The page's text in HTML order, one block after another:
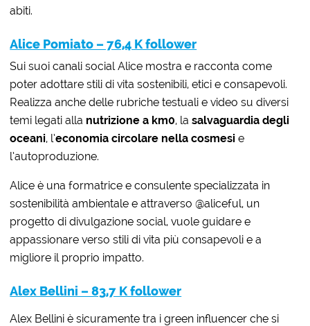
abiti.
Alice Pomiato – 76,4 K follower
Sui suoi canali social Alice mostra e racconta come
poter adottare stili di vita sostenibili, etici e consapevoli.
Realizza anche delle rubriche testuali e video su diversi
temi legati alla nutrizione a km0, lasalvaguardia degli
oceani, l’economia circolare nella cosmesi e
l’autoproduzione.
Alice è una formatrice e consulente specializzata in
sostenibilità ambientale e attraverso @aliceful, un
progetto di divulgazione social, vuole guidare e
appassionare verso stili di vita più consapevoli e a
migliore il proprio impatto.
Alex Bellini – 83,7 K follower
Alex Bellini è sicuramente tra i green influencer che si